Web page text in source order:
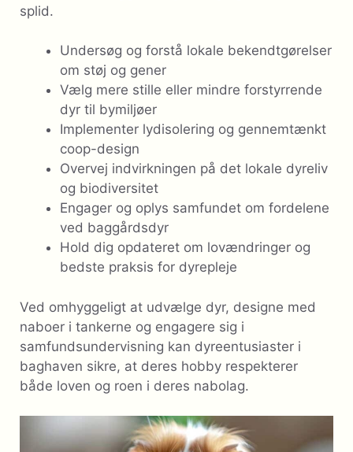
splid.
Undersøg og forstå lokale bekendtgørelser
om støj og gener
Vælg mere stille eller mindre forstyrrende
dyr til bymiljøer
Implementer lydisolering og gennemtænkt
coop-design
Overvej indvirkningen på det lokale dyreliv
og biodiversitet
Engager og oplys samfundet om fordelene
ved baggårdsdyr
Hold dig opdateret om lovændringer og
bedste praksis for dyrepleje
Ved omhyggeligt at udvælge dyr, designe med
naboer i tankerne og engagere sig i
samfundsundervisning kan dyreentusiaster i
baghaven sikre, at deres hobby respekterer
både loven og roen i deres nabolag.